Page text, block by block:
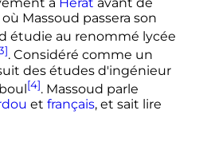
où Massoud passera son
étudie au renommé lycée
. Considéré comme un
des études d'ingénieur
[4]. Massoud parle
et français, et sait lire